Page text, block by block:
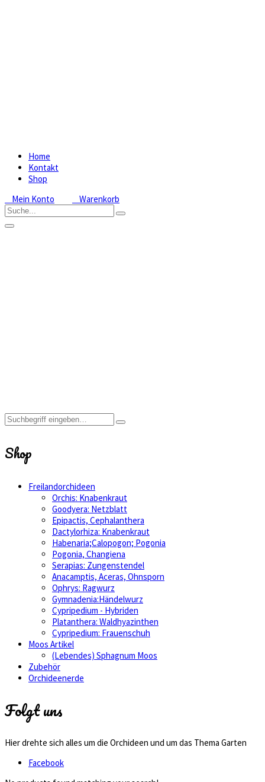
Home
Kontakt
Shop
Mein Konto
Warenkorb
Shop
Freilandorchideen
Orchis: Knabenkraut
Goodyera: Netzblatt
Epipactis, Cephalanthera
Dactylorhiza: Knabenkraut
Habenaria;Calopogon; Pogonia
Pogonia, Changiena
Serapias: Zungenstendel
Anacamptis, Aceras, Ohnsporn
Ophrys: Ragwurz
Gymnadenia:Händelwurz
Cypripedium - Hybriden
Platanthera: Waldhyazinthen
Cypripedium: Frauenschuh
Moos Artikel
(Lebendes) Sphagnum Moos
Zubehör
Orchideenerde
Folgt uns
Hier drehte sich alles um die Orchideen und um das Thema Garten
Facebook